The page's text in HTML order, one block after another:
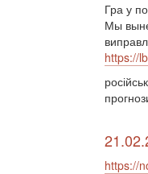
Гра у
Мы
https://
https://